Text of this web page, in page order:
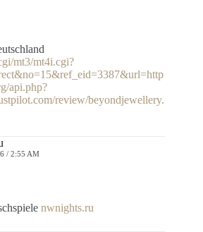
mt3/mt4i.cgi?
api.php?
review/beyondjewellery.
/ 2:55 AM
nwnights.ru